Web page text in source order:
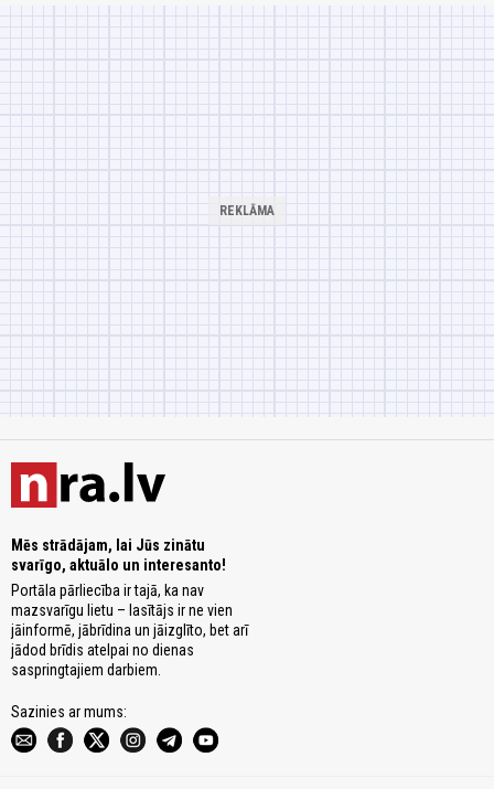
Mēs strādājam, lai Jūs zinātu
svarīgo, aktuālo un interesanto!
Portāla pārliecība ir tajā, ka nav
mazsvarīgu lietu – lasītājs ir ne vien
jāinformē, jābrīdina un jāizglīto, bet arī
jādod brīdis atelpai no dienas
saspringtajiem darbiem.
Sazinies ar mums: